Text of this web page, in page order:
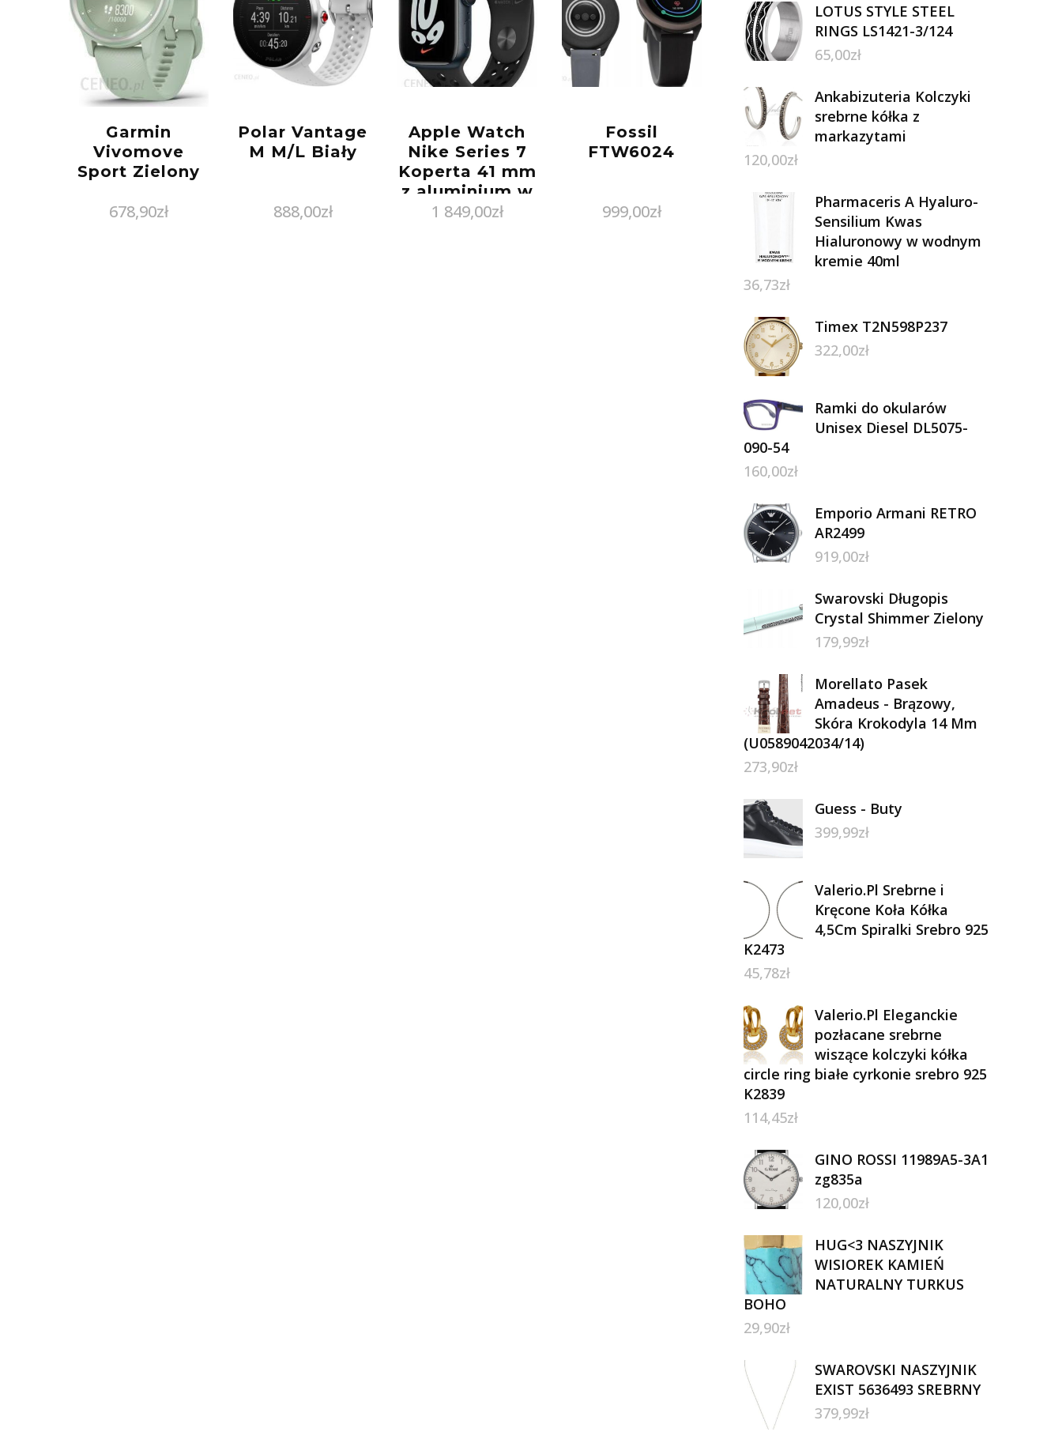
Garmin
Vivomove
Sport Zielony
678,90zł
Polar Vantage
M M/L Biały
888,00zł
Apple Watch
Nike Series 7
Koperta 41 mm
z aluminium w
kolorze
1 849,00zł
Fossil
FTW6024
999,00zł
LOTUS STYLE STEEL
RINGS LS1421-3/124
65,00zł
Ankabizuteria Kolczyki
srebrne kółka z
markazytami
120,00zł
Pharmaceris A Hyaluro-
Sensilium Kwas
Hialuronowy w wodnym
kremie 40ml
36,73zł
Timex T2N598P237
322,00zł
Ramki do okularów
Unisex Diesel DL5075-
090-54
160,00zł
Emporio Armani RETRO
AR2499
919,00zł
Swarovski Długopis
Crystal Shimmer Zielony
179,99zł
Morellato Pasek
Amadeus - Brązowy,
Skóra Krokodyla 14 Mm
(U0589042034/14)
273,90zł
Guess - Buty
399,99zł
Valerio.Pl Srebrne i
Kręcone Koła Kółka
4,5Cm Spiralki Srebro 925
K2473
45,78zł
Valerio.Pl Eleganckie
pozłacane srebrne
wiszące kolczyki kółka
circle ring białe cyrkonie srebro 925
K2839
114,45zł
GINO ROSSI 11989A5-3A1
zg835a
120,00zł
HUG<3 NASZYJNIK
WISIOREK KAMIEŃ
NATURALNY TURKUS
BOHO
29,90zł
SWAROVSKI NASZYJNIK
EXIST 5636493 SREBRNY
379,99zł